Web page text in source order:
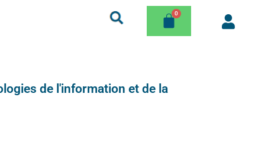
de l'information et de la